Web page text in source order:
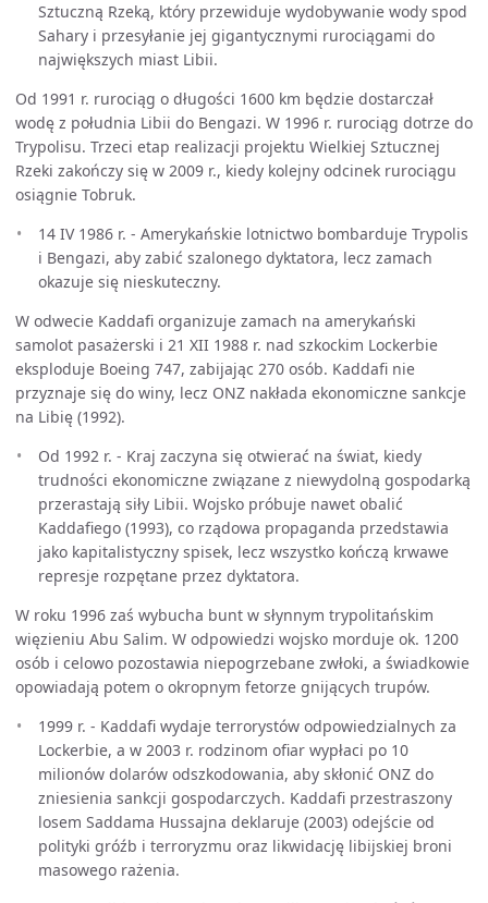
Sztuczną Rzeką, który przewiduje wydobywanie wody spod
Sahary i przesyłanie jej gigantycznymi rurociągami do
największych miast Libii.
Od 1991 r. rurociąg o długości 1600 km będzie dostarczał
wodę z południa Libii do Bengazi. W 1996 r. rurociąg dotrze do
Trypolisu. Trzeci etap realizacji projektu Wielkiej Sztucznej
Rzeki zakończy się w 2009 r., kiedy kolejny odcinek rurociągu
osiągnie Tobruk.
14 IV 1986 r. - Amerykańskie lotnictwo bombarduje Trypolis
i Bengazi, aby zabić szalonego dyktatora, lecz zamach
okazuje się nieskuteczny.
W odwecie Kaddafi organizuje zamach na amerykański
samolot pasażerski i 21 XII 1988 r. nad szkockim Lockerbie
eksploduje Boeing 747, zabijając 270 osób. Kaddafi nie
przyznaje się do winy, lecz ONZ nakłada ekonomiczne sankcje
na Libię (1992).
Od 1992 r. - Kraj zaczyna się otwierać na świat, kiedy
trudności ekonomiczne związane z niewydolną gospodarką
przerastają siły Libii. Wojsko próbuje nawet obalić
Kaddafiego (1993), co rządowa propaganda przedstawia
jako kapitalistyczny spisek, lecz wszystko kończą krwawe
represje rozpętane przez dyktatora.
W roku 1996 zaś wybucha bunt w słynnym trypolitańskim
więzieniu Abu Salim. W odpowiedzi wojsko morduje ok. 1200
osób i celowo pozostawia niepogrzebane zwłoki, a świadkowie
opowiadają potem o okropnym fetorze gnijących trupów.
1999 r. - Kaddafi wydaje terrorystów odpowiedzialnych za
Lockerbie, a w 2003 r. rodzinom ofiar wypłaci po 10
milionów dolarów odszkodowania, aby skłonić ONZ do
zniesienia sankcji gospodarczych. Kaddafi przestraszony
losem Saddama Hussajna deklaruje (2003) odejście od
polityki gróźb i terroryzmu oraz likwidację libijskiej broni
masowego rażenia.